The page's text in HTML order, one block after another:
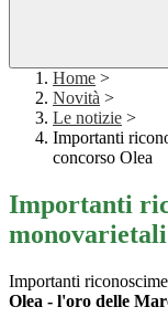
Home >
Novità >
Le notizie >
Importanti
concorso Olea
Importanti
Importanti
Olea - l'oro delle